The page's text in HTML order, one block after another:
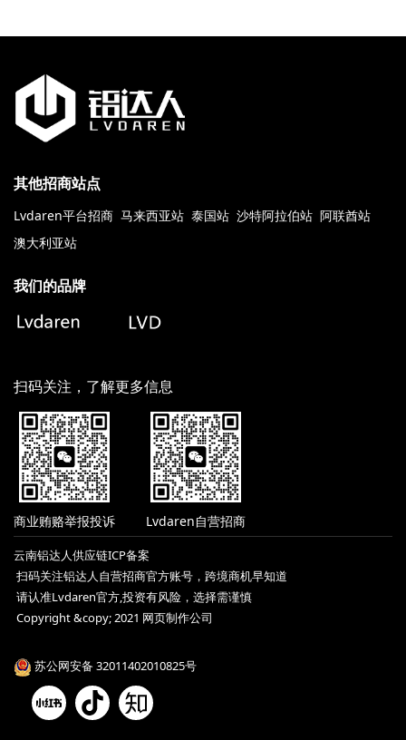
其他招商站点
Lvdaren平台招商 马来西亚站 泰国站 沙特阿拉伯站 阿联酋站
澳大利亚站
我们的品牌
扫码关注，了解更多信息
商业贿赂举报投诉 Lvdaren自营招商
云南铝达人供应链ICP备案
扫码关注铝达人自营招商官方账号，跨境商机早知道
请认准Lvdaren官方,投资有风险，选择需谨慎
Copyright &copy; 2021 网页制作公司
苏公网安备 32011402010825号